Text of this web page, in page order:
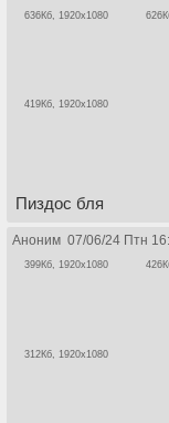
636Кб, 1920x1080
419Кб, 1920x1080
Пиздос бля
Аноним 07/06/24 Птн
399Кб, 1920x1080
312Кб, 1920x1080